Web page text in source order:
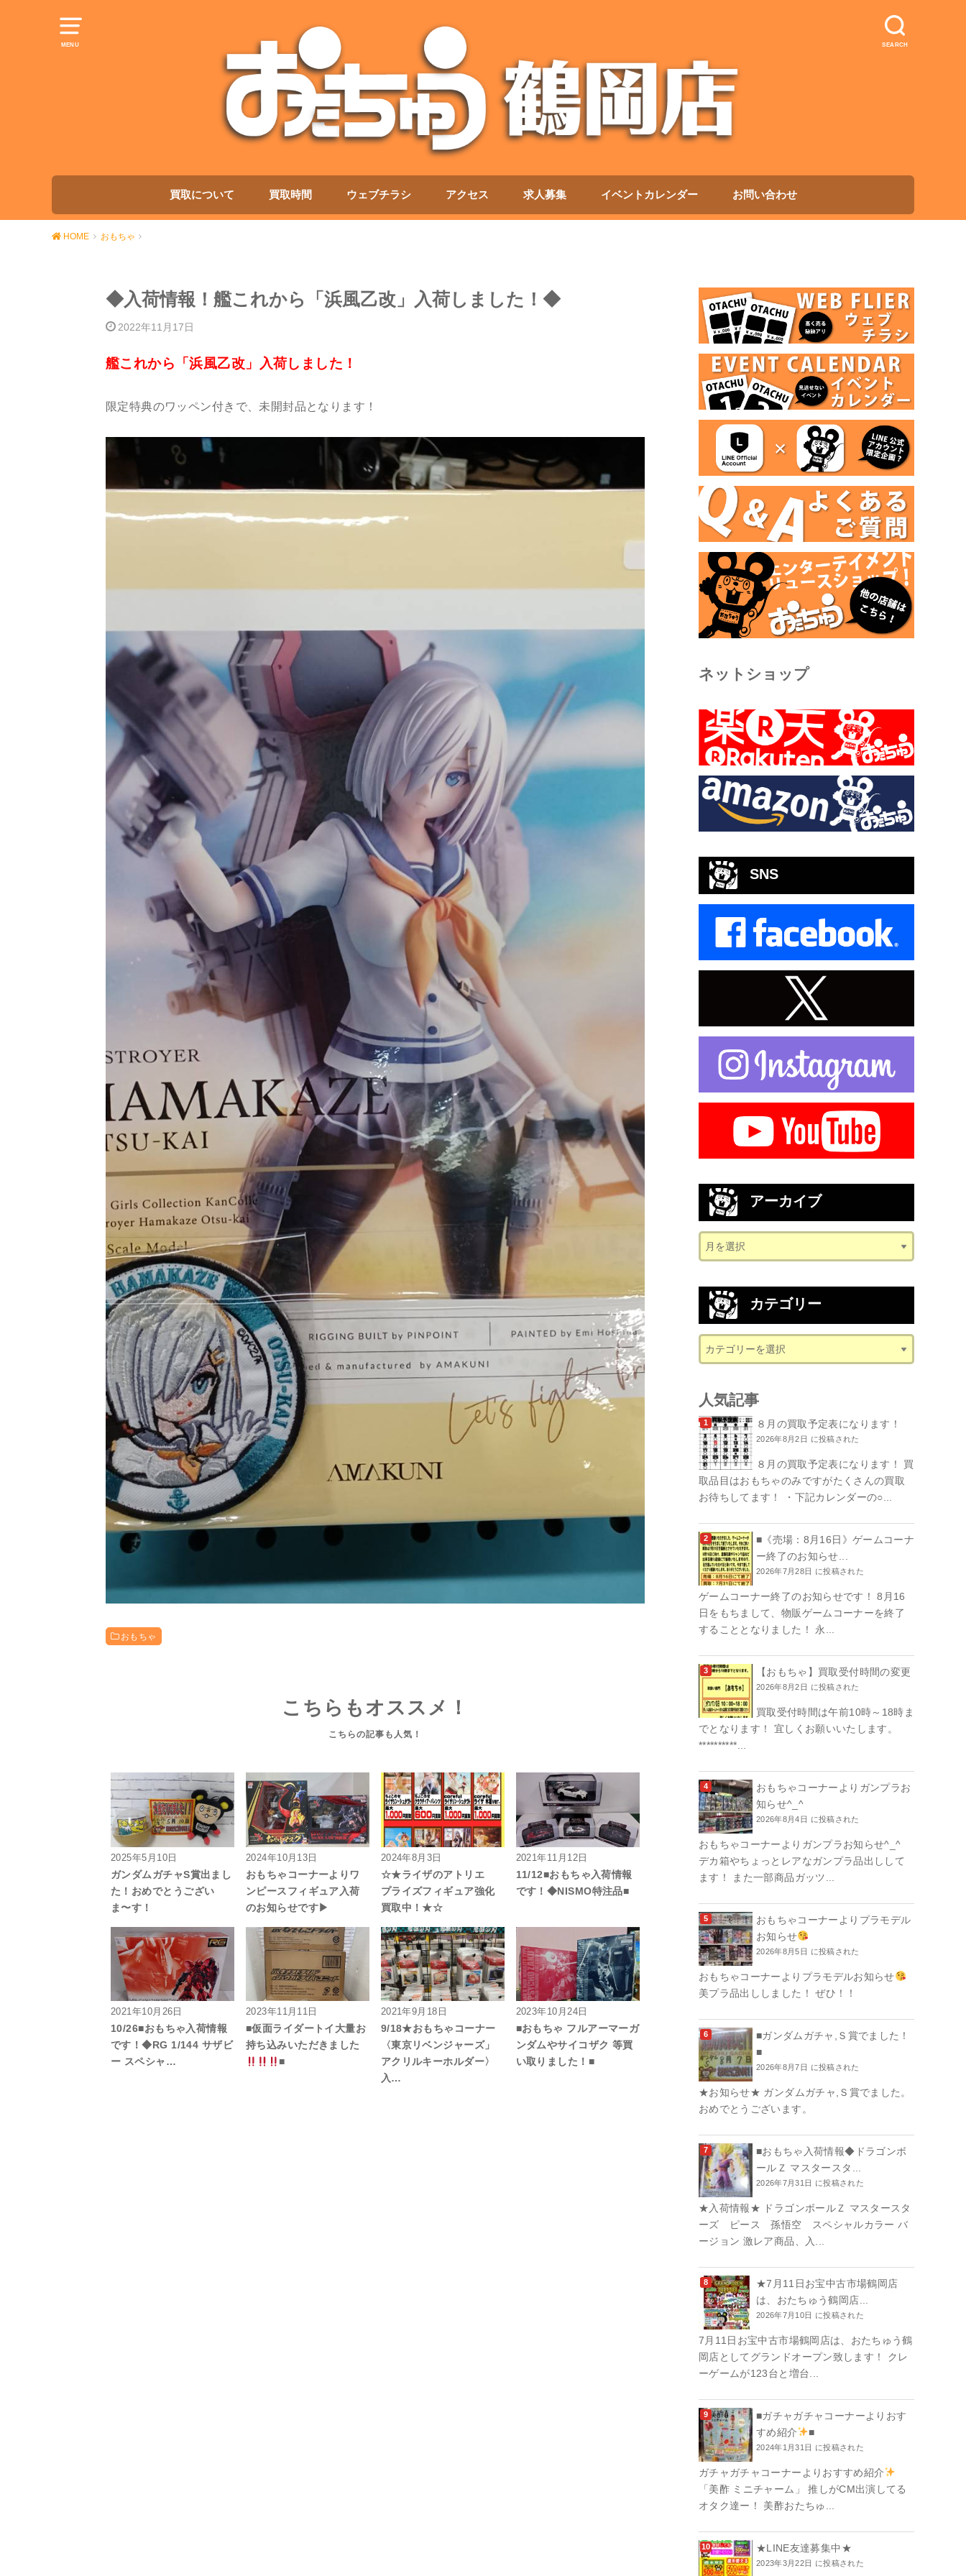
MENU SEARCH
買取について 買取時間 ウェブチラシ アクセス 求人募集 イベントカレンダー お問い合わせ
HOME おもちゃ
◆入荷情報！艦これから「浜風乙改」入荷しました！◆
2022年11月17日
艦これから「浜風乙改」入荷しました！
限定特典のワッペン付きで、未開封品となります！
おもちゃ
こちらもオススメ！
2025年5月10日
ガンダムガチャS賞出まし
た！おめでとうござい
ま〜す！
2024年10月13日
おもちゃコーナーよりワ
ンピースフィギュア入荷
のお知らせです▶
2024年8月3日
☆★ライザのアトリエ
プライズフィギュア強化
買取中！★☆
2021年11月12日
11/12■おもちゃ入荷情報
です！◆NISMO特注品■
2021年10月26日
10/26■おもちゃ入荷情報
です！◆RG 1/144 サザビ
ー スペシャ…
2023年11月11日
■仮面ライダートイ大量お
持ち込みいただきました
■
2021年9月18日
9/18★おもちゃコーナー
〈東京リベンジャーズ」
アクリルキーホルダー〉
入…
2023年10月24日
■おもちゃ フルアーマーガ
ンダムやサイコザク 等買
い取りました！■
ネットショップ
SNS
アーカイブ
カテゴリー
人気記事
８月の買取予定表になります！
2026年8月2日 に投稿された
８月の買取予定表になります！ 買
取品目はおもちゃのみですがたくさんの買取
お待ちしてます！ ・下記カレンダーの○...
■《売場：8月16日》ゲームコーナ
ー終了のお知らせ...
2026年7月28日 に投稿された
ゲームコーナー終了のお知らせです！ 8月16
日をもちまして、物販ゲームコーナーを終了
することとなりました！ 永...
【おもちゃ】買取受付時間の変更
2026年8月2日 に投稿された
買取受付時間は午前10時～18時ま
でとなります！ 宜しくお願いいたします。
**********...
おもちゃコーナーよりガンプラお
知らせ^_^
2026年8月4日 に投稿された
おもちゃコーナーよりガンプラお知らせ^_^
デカ箱やちょっとレアなガンプラ品出しして
ます！ また一部商品ガッツ...
おもちゃコーナーよりプラモデル
お知らせ
2026年8月5日 に投稿された
おもちゃコーナーよりプラモデルお知らせ
美プラ品出ししました！ ぜひ！！
■ガンダムガチャ,Ｓ賞でました！
■
2026年8月7日 に投稿された
★お知らせ★ ガンダムガチャ,Ｓ賞でました。
おめでとうございます。
■おもちゃ入荷情報◆ドラゴンボ
ールＺ マスタースタ...
2026年7月31日 に投稿された
★入荷情報★ ドラゴンボールＺ マスタースタ
ーズ ピース 孫悟空 スペシャルカラー バ
ージョン 激レア商品、入...
★7月11日お宝中古市場鶴岡店
は、おたちゅう鶴岡店...
2026年7月10日 に投稿された
7月11日お宝中古市場鶴岡店は、おたちゅう鶴
岡店としてグランドオープン致します！ クレ
ーゲームが123台と増台...
■ガチャガチャコーナーよりおす
すめ紹介
■
2024年1月31日 に投稿された
ガチャガチャコーナーよりおすすめ紹介
「美酢 ミニチャーム」 推しがCM出演してる
オタク達ー！ 美酢おたちゅ...
★LINE友達募集中★
2023年3月22日 に投稿された